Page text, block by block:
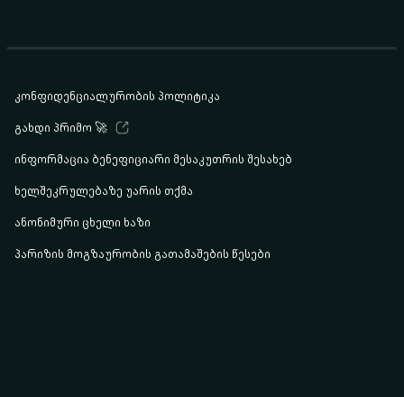
კონფიდენციალურობის პოლიტიკა
გახდი პრიმო 🚀
ინფორმაცია ბენეფიციარი მესაკუთრის შესახებ
ხელშეკრულებაზე უარის თქმა
ანონიმური ცხელი ხაზი
პარიზის მოგზაურობის გათამაშების წესები